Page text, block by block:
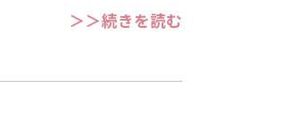
＞＞続きを読む